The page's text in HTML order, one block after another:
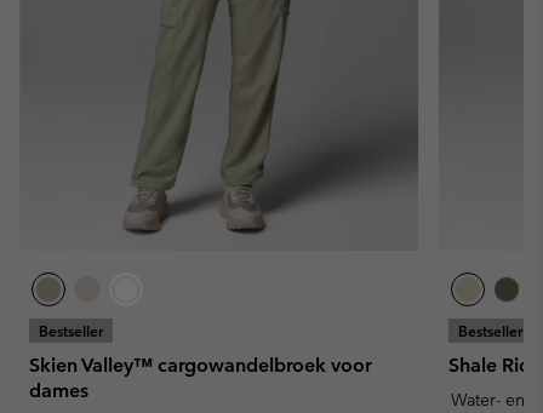
Bestseller
Skien Valley™ cargowandelbroek voor
dames
Bestseller
Shale
Water- en